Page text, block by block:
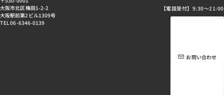
大阪市北区梅田1-2-2
大阪駅前第2ビル1309号
TEL 06-6346-0139
【電話受付】9:30～21:00
お問い合わせ